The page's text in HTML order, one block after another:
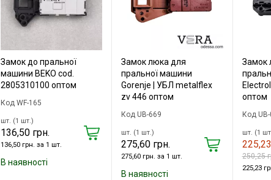
Замок до пральної
машини BEKO cod.
2805310100 оптом
Код WF-165
шт. (1 шт.)
136,50 грн.
136,50 грн. за 1 шт.
В наявності
Замок люка для
пральної машини
Gorenje | УБЛ metalflex
zv 446 оптом
Код UB-669
шт. (1 шт.)
275,60 грн.
275,60 грн. за 1 шт.
В наявності
Замок
оптом
Код
шт. (1
250,25
225,23